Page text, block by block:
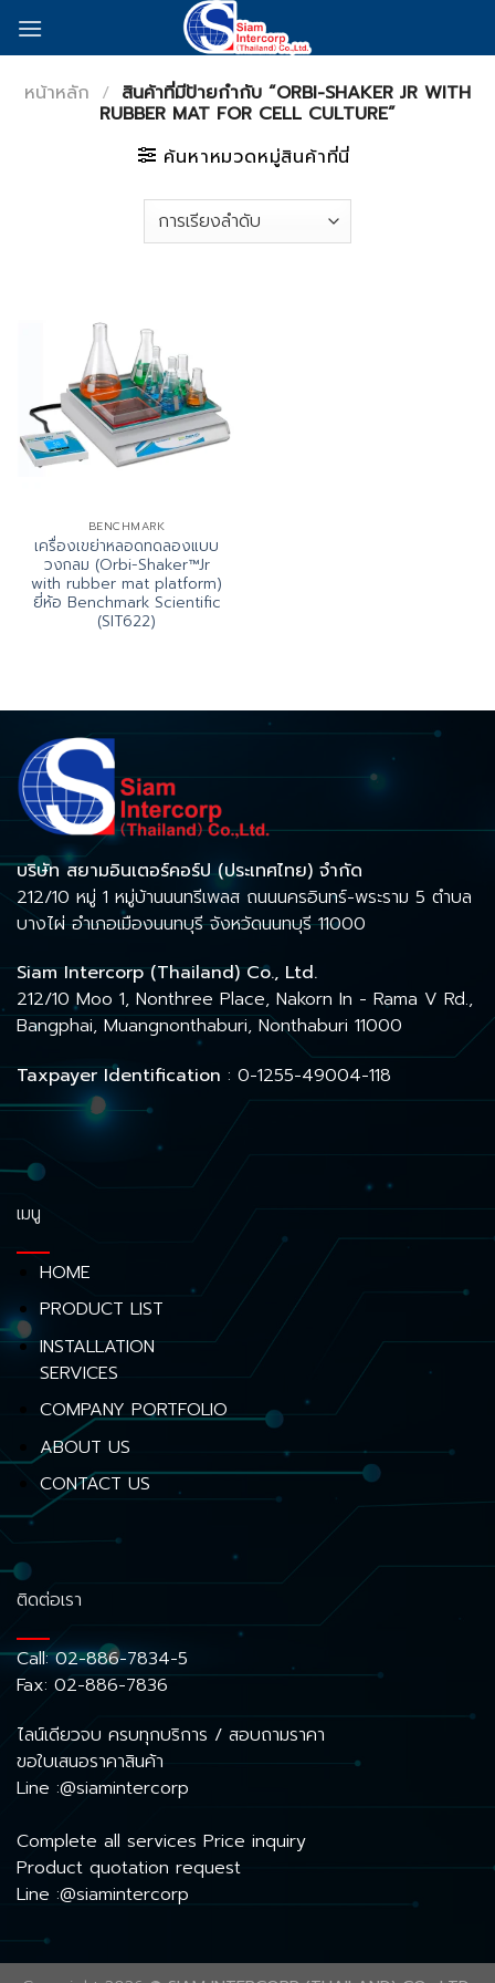
หน้าหลัก / สินค้าที่มีป้ายกำกับ “ORBI-SHAKER JR WITH
RUBBER MAT FOR CELL CULTURE”
ค้นหาหมวดหมู่สินค้าที่นี่
BENCHMARK
เครื่องเขย่าหลอดทดลองแบบ
วงกลม (Orbi-Shaker™Jr
with rubber mat platform)
ยี่ห้อ Benchmark Scientific
(SIT622)
บริษัท สยามอินเตอร์คอร์ป (ประเทศไทย) จำกัด
212/10 หมู่ 1 หมู่บ้านนนทรีเพลส ถนนนครอินทร์-พระราม 5 ตำบล
บางไผ่ อำเภอเมืองนนทบุรี จังหวัดนนทบุรี 11000
Siam Intercorp (Thailand) Co., Ltd.
212/10 Moo 1, Nonthree Place, Nakorn In - Rama V Rd.,
Bangphai, Muangnonthaburi, Nonthaburi 11000
Taxpayer Identification : 0-1255-49004-118
เมนู
HOME
PRODUCT LIST
INSTALLATION
SERVICES
COMPANY PORTFOLIO
ABOUT US
CONTACT US
ติดต่อเรา
Call:02-886-7834-5
Fax: 02-886-7836
ไลน์เดียวจบ ครบทุกบริการ / สอบถามราคา
ขอใบเสนอราคาสินค้า
Line :@siamintercorp
Complete all services Price inquiry
Product quotation request
Line :@siamintercorp